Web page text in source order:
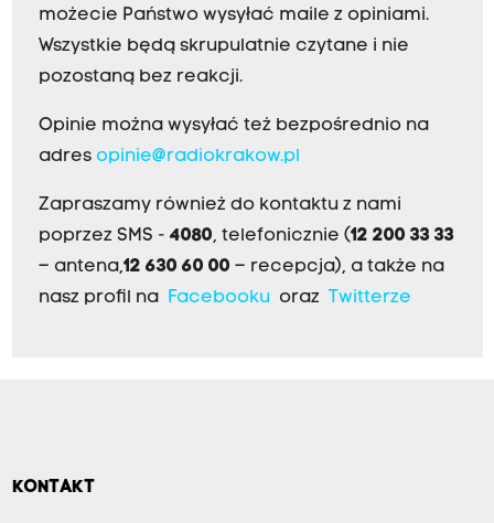
d
o
o
k
5
m
i
n
a
możecie Państwo wysyłać maile z opiniami.
Wszystkie będą skrupulatnie czytane i nie
pozostaną bez reakcji.
Opinie można wysyłać też bezpośrednio na
adres opinie@radiokrakow.pl
Zapraszamy również do kontaktu z nami
poprzez SMS - 4080, telefonicznie (12 200 33 33
– antena,12 630 60 00 – recepcja), a także na
nasz profil na Facebookuoraz Twitterze
KONTAKT